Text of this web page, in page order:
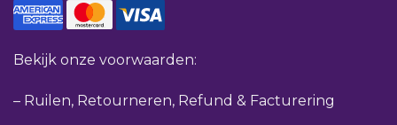
Bekijk onze voorwaarden:
– Ruilen, Retourneren, Refund & Facturering